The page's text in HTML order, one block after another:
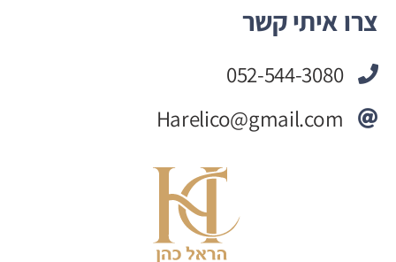
צרו איתי קשר
052-544-3080
Harelico@gmail.com